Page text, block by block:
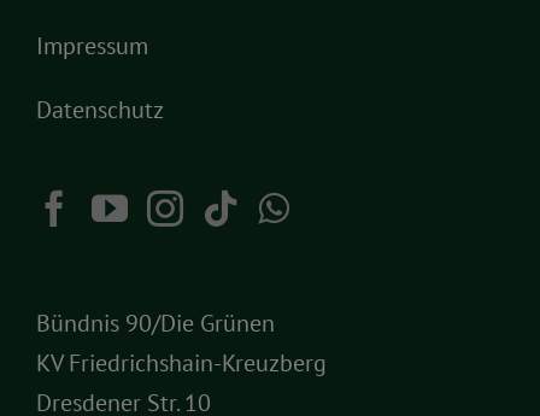
Impressum
Datenschutz
Bündnis 90/Die Grünen
KV Friedrichshain-Kreuzberg
Dresdener Str. 10